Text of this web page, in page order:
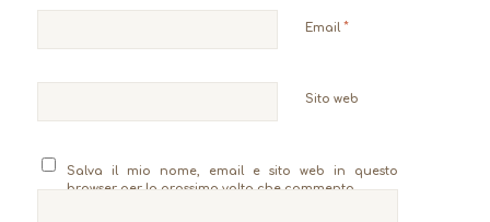
Email *
Sito web
Salva il mio nome, email e sito web in questo
browser per la prossima volta che commento.